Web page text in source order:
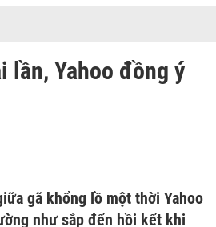
lần, Yahoo đồng ý
gã khổng lồ một thời Yahoo
như sắp đến hồi kết khi